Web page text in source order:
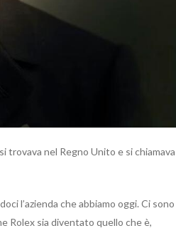
trovava nel Regno Unito e si chiamava
l’azienda che abbiamo oggi. Ci sono
Rolex sia diventato quello che è,